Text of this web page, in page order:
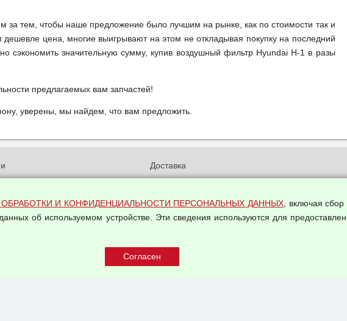
за тем, чтобы наше предложение было лучшим на рынке, как по стоимости так и
цена, многие выигрывают на этом не откладывая покупку на последний
сэкономить значительную сумму, купив воздушный фильтр Hyundai H-1 в разы
предлагаемых вам запчастей!
уверены, мы найдем, что вам предложить.
Доставка
Оплата и возвраты
Арендодателям
И КОНФИДЕНЦИАЛЬНОСТИ ПЕРСОНАЛЬНЫХ ДАННЫХ, включая
об используемом устройстве. Эти сведения используются для